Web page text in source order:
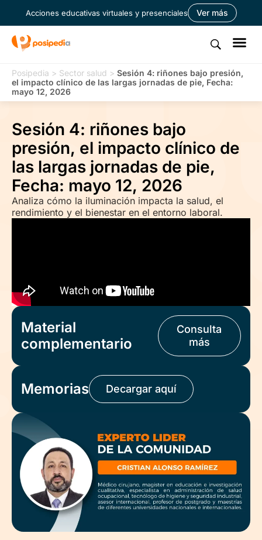
Acciones educativas virtuales y presenciales Ver más
Posipedia > Sector salud > Sesión 4: riñones bajo presión,
el impacto clínico de las largas jornadas de pie, Fecha:
mayo 12, 2026
Sesión 4: riñones bajo
presión, el impacto clínico de
las largas jornadas de pie,
Fecha: mayo 12, 2026
Analiza cómo la iluminación impacta la salud, el
rendimiento y el bienestar en el entorno laboral.
Material
complementario
Consulta
más
Memorias Decargar aquí